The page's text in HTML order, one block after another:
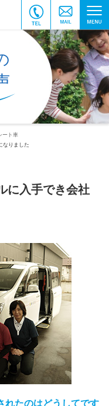
ート車
なりました
れたのはどうしてです